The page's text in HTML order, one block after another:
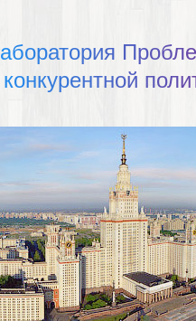
аборатория Пробле
конкурентной поли